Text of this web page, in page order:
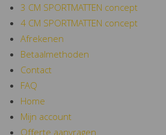
3 CM SPORTMATTEN concept
4 CM SPORTMATTEN concept
Afrekenen
Betaalmethoden
Contact
FAQ
Home
Mijn account